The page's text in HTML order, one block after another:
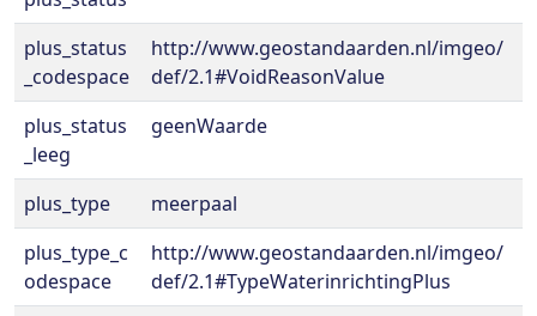
plus_status
_codespace
http://www.geostandaarden.nl/imgeo/
def/2.1#VoidReasonValue
plus_status
_leeg
geenWaarde
plus_type
meerpaal
plus_type_c
odespace
http://www.geostandaarden.nl/imgeo/
def/2.1#TypeWaterinrichtingPlus